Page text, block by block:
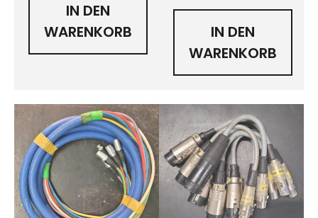
IN DEN
WARENKORB
IN DEN
WARENKORB